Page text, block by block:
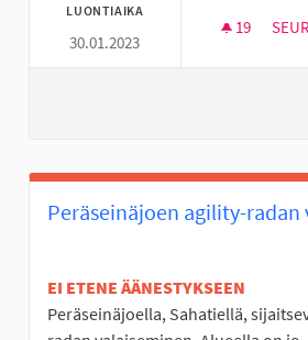
LUONTIAIKA
30.01.2023
19 19
Peräseinäjoen agility-radan
EI ETENE ÄÄNESTYKSEEN
Peräseinäjoella, Sahatiellä,